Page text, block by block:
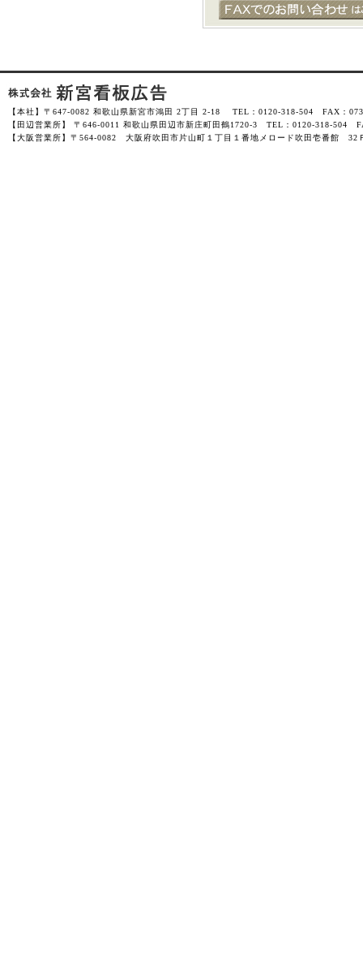
【本社】〒647-0082 和歌山県新宮市鴻田 2丁目 2-18 TEL：0120-318-504 FAX：
【田辺営業所】 〒646-0011 和歌山県田辺市新庄町田鶴1720-3 TEL：0120-318-504
【大阪営業所】〒564-0082 大阪府吹田市片山町１丁目１番地メロード吹田壱番館